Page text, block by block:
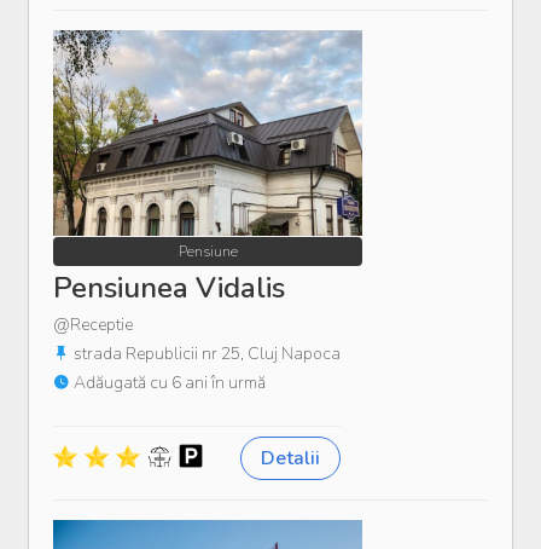
Pensiune
Pensiunea Vidalis
@Receptie
strada Republicii nr 25, Cluj Napoca
Adăugată cu 6 ani în urmă
Detalii